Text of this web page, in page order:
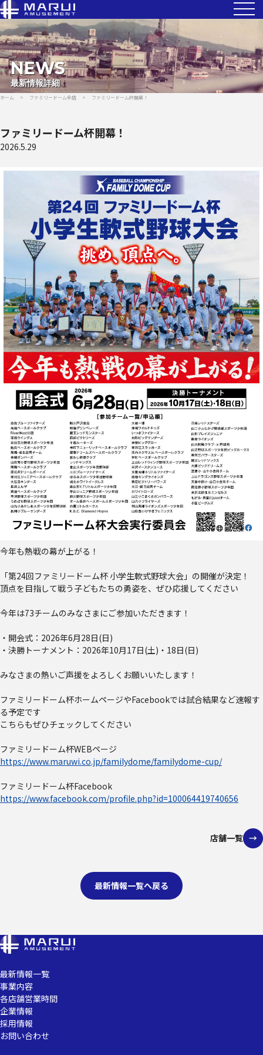
NEWS
最新情報詳細
ホーム > ファミリードーム全店 > ファミリードーム杯開幕！
ファミリードーム杯開幕！
2026.5.29
今年も熱戦の幕が上がる！
「第24回ファミリードーム杯 小学生軟式野球大会」の開催が決定！
頂点を目指して戦う子どもたちの勇姿を、ぜひ応援してください
今年は73チームのみなさまにご参加いただきます！
・開会式：2026年6月28日(日)
・決勝トーナメント：2026年10月17日(土)・18日(日)
みなさまの熱いご声援をよろしくお願いいたします！
ファミリードーム杯ホームページやFacebookでは試合結果など速報す
る予定です
こちらもぜひチェックしてください
ファミリードーム杯WEBページ
https://www.maruwi.co.jp/familydome/familydome-cup/
ファミリードーム杯Facebook
https://www.facebook.com/profile.php?id=100064419740656
店舗一覧
最新情報一覧へ戻る
最新情報一覧
事業内容
各店舗営業時間
企業情報
採用情報
お問い合わせ